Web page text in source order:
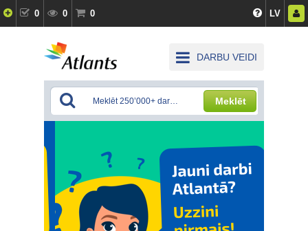
0 0 0 LV
DARBU VEIDI
Meklēt